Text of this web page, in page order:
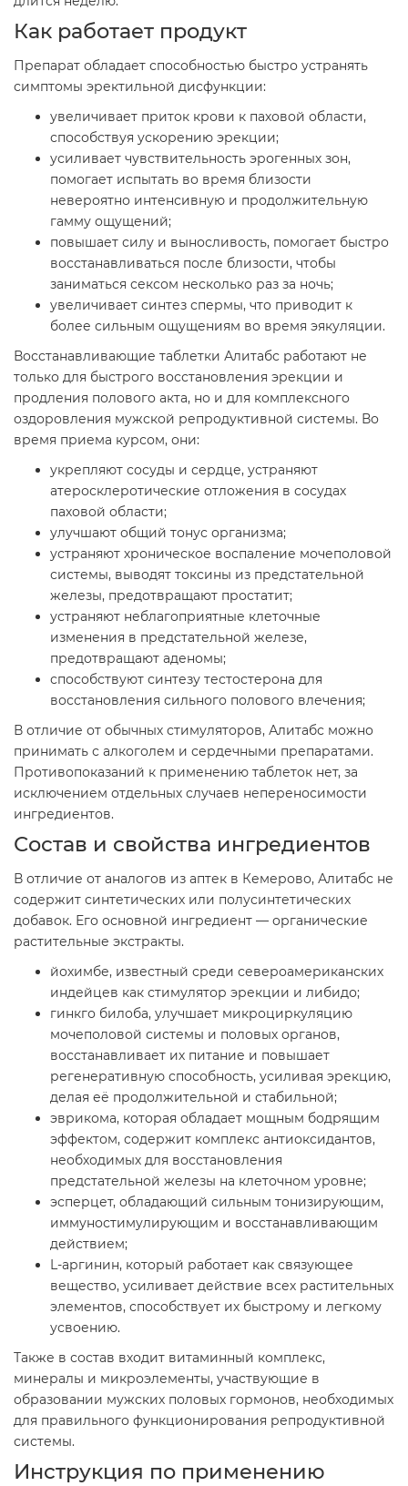
Как работает продукт
Препарат обладает способностью быстро устранять
симптомы эректильной дисфункции:
увеличивает приток крови к паховой области,
способствуя ускорению эрекции;
усиливает чувствительность эрогенных зон,
помогает испытать во время близости
невероятно интенсивную и продолжительную
гамму ощущений;
повышает силу и выносливость, помогает быстро
восстанавливаться после близости, чтобы
заниматься сексом несколько раз за ночь;
увеличивает синтез спермы, что приводит к
более сильным ощущениям во время эякуляции.
Восстанавливающие таблетки Алитабс работают не
только для быстрого восстановления эрекции и
продления полового акта, но и для комплексного
оздоровления мужской репродуктивной системы. Во
время приема курсом, они:
укрепляют сосуды и сердце, устраняют
атеросклеротические отложения в сосудах
паховой области;
улучшают общий тонус организма;
устраняют хроническое воспаление мочеполовой
системы, выводят токсины из предстательной
железы, предотвращают простатит;
устраняют неблагоприятные клеточные
изменения в предстательной железе,
предотвращают аденомы;
способствуют синтезу тестостерона для
восстановления сильного полового влечения;
В отличие от обычных стимуляторов, Алитабс можно
принимать с алкоголем и сердечными препаратами.
Противопоказаний к применению таблеток нет, за
исключением отдельных случаев непереносимости
ингредиентов.
Состав и свойства ингредиентов
В отличие от аналогов из аптек в Кемерово, Алитабс не
содержит синтетических или полусинтетических
добавок. Его основной ингредиент — органические
растительные экстракты.
йохимбе, известный среди североамериканских
индейцев как стимулятор эрекции и либидо;
гинкго билоба, улучшает микроциркуляцию
мочеполовой системы и половых органов,
восстанавливает их питание и повышает
регенеративную способность, усиливая эрекцию,
делая её продолжительной и стабильной;
эврикома, которая обладает мощным бодрящим
эффектом, содержит комплекс антиоксидантов,
необходимых для восстановления
предстательной железы на клеточном уровне;
эсперцет, обладающий сильным тонизирующим,
иммуностимулирующим и восстанавливающим
действием;
L-аргинин, который работает как связующее
вещество, усиливает действие всех растительных
элементов, способствует их быстрому и легкому
усвоению.
Также в состав входит витаминный комплекс,
минералы и микроэлементы, участвующие в
образовании мужских половых гормонов, необходимых
для правильного функционирования репродуктивной
системы.
Инструкция по применению